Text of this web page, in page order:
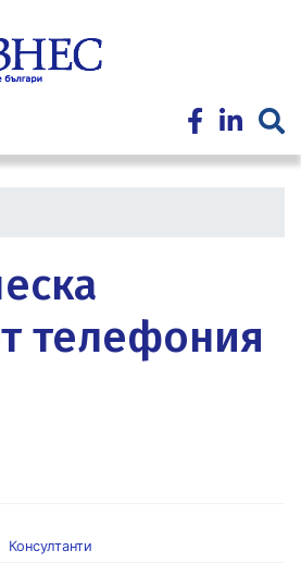
към
основното
телефония
Консултанти